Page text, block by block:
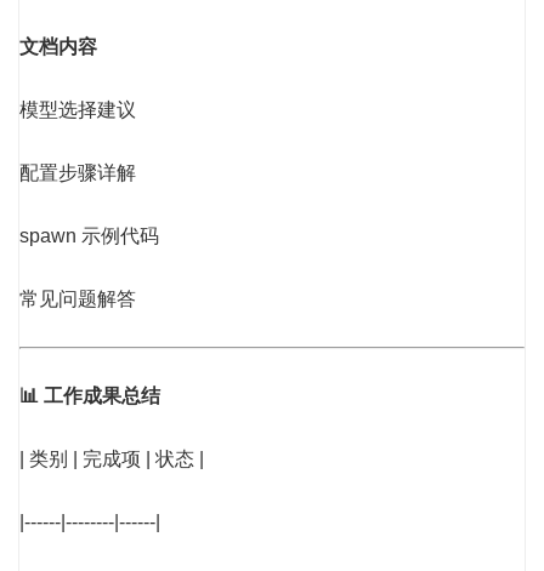
文档内容
模型选择建议
配置步骤详解
spawn 示例代码
常见问题解答
📊 工作成果总结
| 类别 | 完成项 | 状态 |
|------|--------|------|